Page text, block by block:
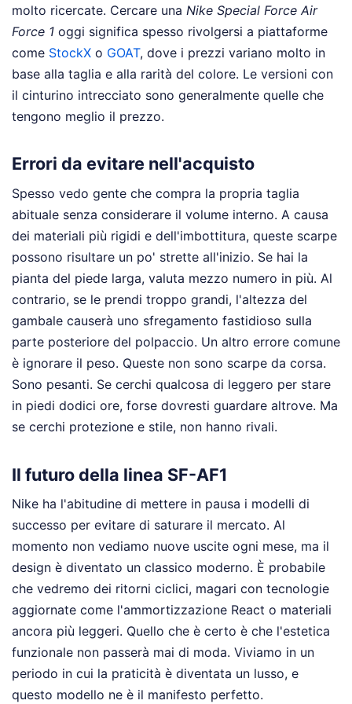
molto ricercate. Cercare una Nike Special Force Air
Force 1 oggi significa spesso rivolgersi a piattaforme
come StockX o GOAT, dove i prezzi variano molto in
base alla taglia e alla rarità del colore. Le versioni con
il cinturino intrecciato sono generalmente quelle che
tengono meglio il prezzo.
Errori da evitare nell'acquisto
Spesso vedo gente che compra la propria taglia
abituale senza considerare il volume interno. A causa
dei materiali più rigidi e dell'imbottitura, queste scarpe
possono risultare un po' strette all'inizio. Se hai la
pianta del piede larga, valuta mezzo numero in più. Al
contrario, se le prendi troppo grandi, l'altezza del
gambale causerà uno sfregamento fastidioso sulla
parte posteriore del polpaccio. Un altro errore comune
è ignorare il peso. Queste non sono scarpe da corsa.
Sono pesanti. Se cerchi qualcosa di leggero per stare
in piedi dodici ore, forse dovresti guardare altrove. Ma
se cerchi protezione e stile, non hanno rivali.
Il futuro della linea SF-AF1
Nike ha l'abitudine di mettere in pausa i modelli di
successo per evitare di saturare il mercato. Al
momento non vediamo nuove uscite ogni mese, ma il
design è diventato un classico moderno. È probabile
che vedremo dei ritorni ciclici, magari con tecnologie
aggiornate come l'ammortizzazione React o materiali
ancora più leggeri. Quello che è certo è che l'estetica
funzionale non passerà mai di moda. Viviamo in un
periodo in cui la praticità è diventata un lusso, e
questo modello ne è il manifesto perfetto.